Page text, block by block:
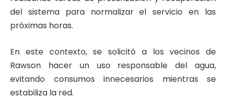
del sistema para normalizar el servicio en las
próximas horas.
En este contexto, se solicitó a los vecinos de
Rawson hacer un uso responsable del agua,
evitando consumos innecesarios mientras se
estabiliza la red.